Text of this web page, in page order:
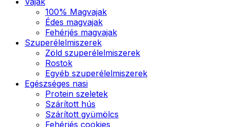
100% Magvajak
Édes magvajak
Fehérjés magvajak
Szuperélelmiszerek
Zöld szuperélelmiszerek
Rostok
Egyéb szuperélelmiszerek
Egészséges nasi
Protein szeletek
Szárított hús
Szárított gyümölcs
Fehérjés cookies